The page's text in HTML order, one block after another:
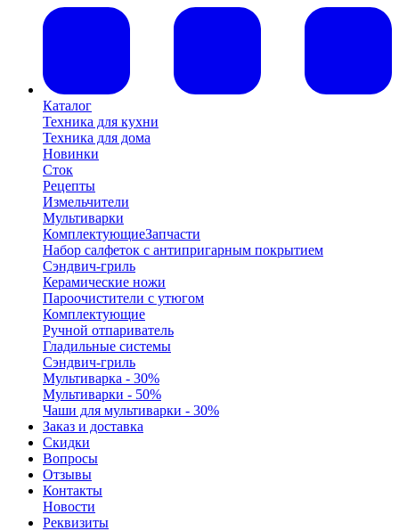
Каталог
Техника для кухни
Техника для дома
Новинки
Сток
Рецепты
Измельчители
Мультиварки
КомплектующиеЗапчасти
Набор салфеток с антипригарным покрытием
Сэндвич-гриль
Керамические ножи
Пароочистители с утюгом
Комплектующие
Ручной отпариватель
Гладильные системы
Сэндвич-гриль
Мультиварка - 30%
Мультиварки - 50%
Чаши для мультиварки - 30%
Заказ и доставка
Скидки
Вопросы
Отзывы
Контакты
Новости
Реквизиты